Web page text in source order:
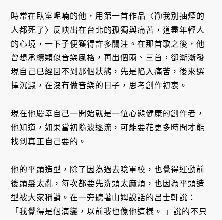
時常在臥室呢喃的他，用第一首作品〈勸我別抽煙的
人都死了〉反映出在台北的孤獨與痛苦，道盡年輕人
的心境，一下子便獲得許多關注。在那首歌之後，他
曾想承續類似音樂風格，再出個兩、三首，卻漸漸發
現自己已經回不到那個狀態，先是陷入痛苦，後來選
擇沉澱，在沒有做音樂的日子，思考創作初衷。
現在他慶幸自己一開始就是一位心態健康的創作者，
他知道，如果當初隨波逐流，可能要花更多時間才能
找到真正自己要的。
他的平頭造型，除了因為過去唸軍校，也覺得運動前
後頭髮太亂，每次都要先洗頭太麻煩，也因為平頭造
型被大家稱讚。在一旁聽著山姆說話的呂士軒說：
「我覺得是個演變，以前我也像他這樣。 」說的不只